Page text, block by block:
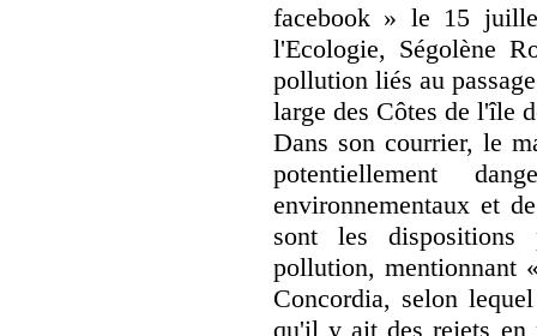
facebook » le 15
l'Ecologie, Ségolène
pollution liés au
large des Côtes de l'île
Dans son courrier, le
potentiellement
environnementaux et
sont les dispositions
pollution, mentionnant
Concordia, selon
qu'il y ait des rejets en